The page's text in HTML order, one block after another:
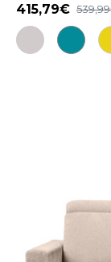
415,79